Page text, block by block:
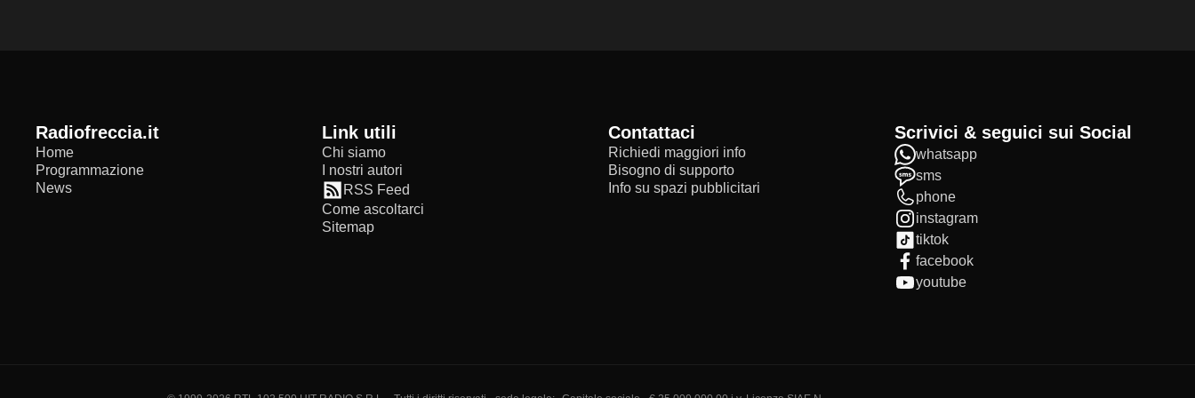
radiofreccia.it
Home
Programmazione
News
Link utili
Chi siamo
I nostri autori
RSS Feed
Come ascoltarci
Sitemap
Contattaci
Richiedi maggiori info
Bisogno di supporto
Info su spazi pubblicitari
Scrivici & seguici sui Social
whatsapp
sms
phone
instagram
tiktok
facebook
youtube